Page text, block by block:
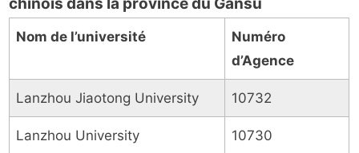
chinois dans la province du Gansu
Nom de l’université
Numéro
d’Agence
Lanzhou Jiaotong University 10732
Lanzhou University 10730